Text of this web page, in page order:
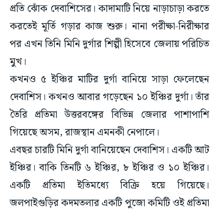
প্রতি ঝোঁক দেবাশিসের। কাদামাটি নিয়ে নাড়াচাড়া করতে
করতেই মূর্তি গড়ার কাজ শুরু। নানা পরীক্ষা-নিরীক্ষার
পর এখন তিনি মিনি দুর্গার শিল্পী হিসেবে জেলায় পরিচিত
মুখ।
কখনও ৫ ইঞ্চির মাটির দুর্গা বানিয়ে সাড়া ফেলেছেন
দেবাশিস। কখনও আবার গড়েছেন ১০ ইঞ্চির দুর্গা। তাঁর
তৈরি প্রতিমা উত্তরবঙ্গের বিভিন্ন জেলার পাশাপাশি
গিয়েছে অসম, রাজস্থান এমনকী নেপালে।
এবছর চারটি মিনি দুর্গা বানিয়েছেন দেবাশিস। একটি আট
ইঞ্চির। বাকি তিনটি ৬ ইঞ্চির, ৮ ইঞ্চির ও ১০ ইঞ্চির।
একটি প্রতিমা ইতিমধ্যে বিক্রি হয়ে গিয়েছে।
জলপাইগুড়ির কদমতলার একটি পুজো কমিটি ওই প্রতিমা